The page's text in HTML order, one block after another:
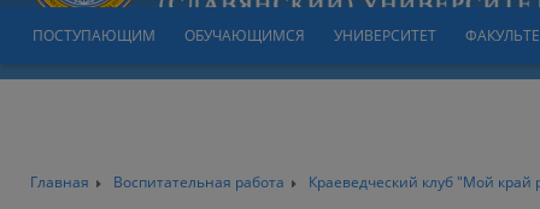
ПОСТУПАЮЩИМ ОБУЧАЮЩИМСЯ УНИВЕРСИТЕТ
Главная Воспитательная работа Краеведческий клуб "Мой край